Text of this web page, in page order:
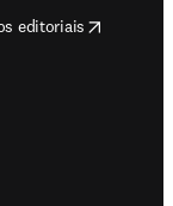
editoriais